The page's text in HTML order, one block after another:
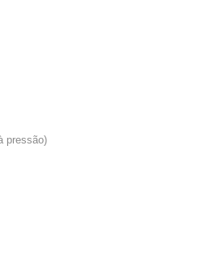
pressão)